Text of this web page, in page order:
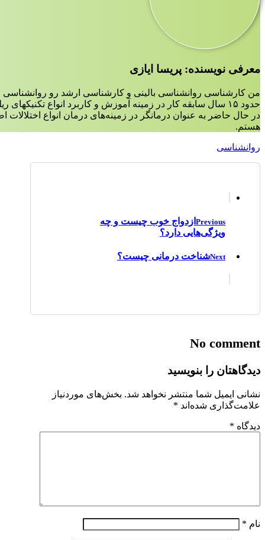
معرفی نویسنده: پریسا ایازی
من کارشناسی روانشناسی بالینی و کارشناسی ارشد رو
حدود ۱۵ سال سابقه کار در زمینه آموزش و کاربرد انواع تکنیکهای ریلکسیشن،مدیتیشن و مایندفولنس دارم.
در حال حاضر به عنوان درمانگر در زمینه‌‌های درمان انواع
هستم.
روانشناسی
Previous ازدواج خوب چیست و چه
ویژگی‌هایی دارد؟
Nextشناخت درمانی چیست؟
No comment
دیدگاهتان را بنویسید
نشانی ایمیل شما منتشر نخواهد شد. بخش‌های موردنیاز
علامت‌گذاری شده‌اند *
دیدگاه *
نام *